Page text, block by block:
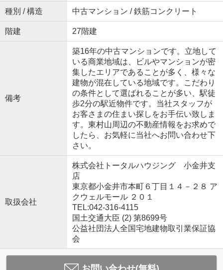
種別 / 構造 中古マンション / 鉄筋コンクリート
階建 27階建
備考
築16年の中古マンションです。立地して
いる商業地域は、ビルやマンションが密
集したエリアであることが多く、様々な
建物が混在している地域です。こだわり
の条件として選ばれることが多い、駅徒
歩2分の駅近物件です。当社スタッフが
お客さまの住まい探しをお手伝い致しま
す。東村山周辺の不動産情報をお求めで
したら、お気軽に当社へお問い合わせ下
さい。
取扱会社
株式会社トータルハウジング 小金井支
店
東京都小金井市本町６丁目１４－２８ ア
クウェルモール ２０１
TEL:042-316-4115
国土交通大臣 (2) 第8699号
公益社団法人全国宅地建物取引業保証協
会